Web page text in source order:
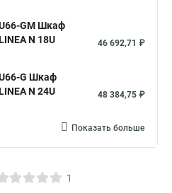
GM Шкаф
N 18U
46 692,71 ₽
G Шкаф
N 24U
48 384,75 ₽
Показать больше
1